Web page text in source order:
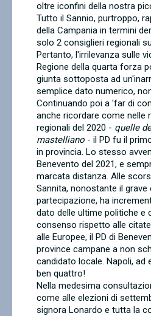
oltre iconfini della nostra
Tutto il Sannio, purtroppo,
della Campania in termini
solo 2 consiglieri regionali
Pertanto, l'irrilevanza sulle
Regione della quarta forza
giunta sottoposta ad
semplice dato numerico,
Continuando poi a 'far di
anche ricordare come nelle
regionali del 2020 - quelle
mastelliano - il PD fu il
in provincia. Lo stesso
Benevento del 2021, e
marcata distanza. Alle
Sannita, nonostante il grave
partecipazione, ha
dato delle ultime politiche e
consenso rispetto alle
alle Europee, il PD di
province campane a non
candidato locale. Napoli, ad
ben quattro!
Nella medesima
come alle elezioni di
signora Lonardo e tutta la